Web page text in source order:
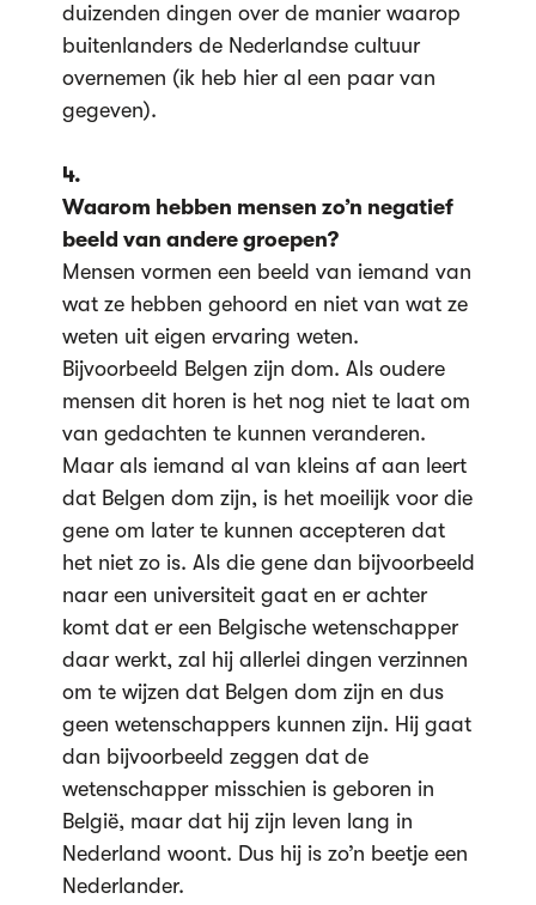
duizenden dingen over de manier waarop
buitenlanders de Nederlandse cultuur
overnemen (ik heb hier al een paar van
gegeven).
4.
Waarom hebben mensen zo’n negatief
beeld van andere groepen?
Mensen vormen een beeld van iemand van
wat ze hebben gehoord en niet van wat ze
weten uit eigen ervaring weten.
Bijvoorbeeld Belgen zijn dom. Als oudere
mensen dit horen is het nog niet te laat om
van gedachten te kunnen veranderen.
Maar als iemand al van kleins af aan leert
dat Belgen dom zijn, is het moeilijk voor die
gene om later te kunnen accepteren dat
het niet zo is. Als die gene dan bijvoorbeeld
naar een universiteit gaat en er achter
komt dat er een Belgische wetenschapper
daar werkt, zal hij allerlei dingen verzinnen
om te wijzen dat Belgen dom zijn en dus
geen wetenschappers kunnen zijn. Hij gaat
dan bijvoorbeeld zeggen dat de
wetenschapper misschien is geboren in
België, maar dat hij zijn leven lang in
Nederland woont. Dus hij is zo’n beetje een
Nederlander.